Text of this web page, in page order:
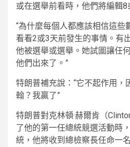
或在選舉前看時，他們將編輯8
“為什麼每個人都應該相信這些
看看2或3天前發生的事情。有
他被選舉或選舉。她試圖讓任
他們出來了。”
特朗普補充說：“它不起作用，
翰？我贏了”
特朗普對克林頓·赫爾肯（
了他的第一任總統競選活動時
統，他將收到總檢察長任命一